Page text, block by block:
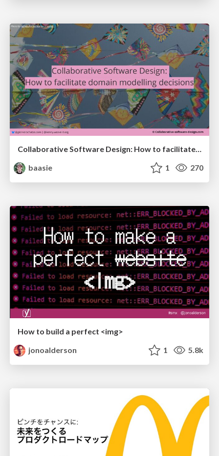
Collaborative Software Design: How to facilitate domain modelling decisions
baasie
1 270
How to build a perfect <img>
jonoalderson
1 5.8k